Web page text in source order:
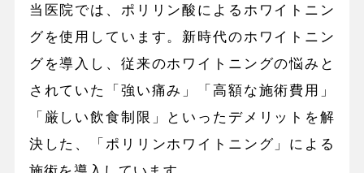
当医院では、ポリリン酸によるホワイトニン
グを使用しています。新時代のホワイトニン
グを導入し、従来のホワイトニングの悩みと
されていた「強い痛み」「高額な施術費用」
「厳しい飲食制限」といったデメリットを解
決した、「ポリリンホワイトニング」による